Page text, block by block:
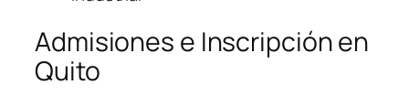
Admisiones e Inscripción en
Quito